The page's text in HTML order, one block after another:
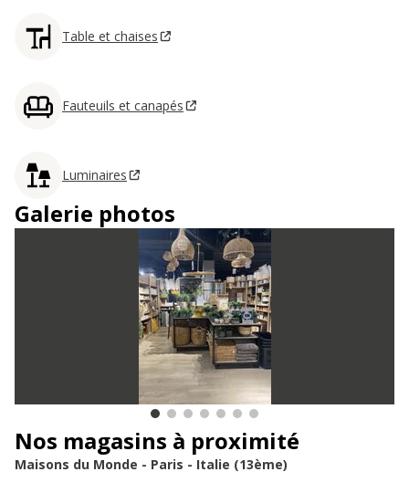
Table et chaises
Fauteuils et canapés
Luminaires
Galerie photos
Nos magasins à proximité
Maisons du Monde - Paris - Italie (13ème)